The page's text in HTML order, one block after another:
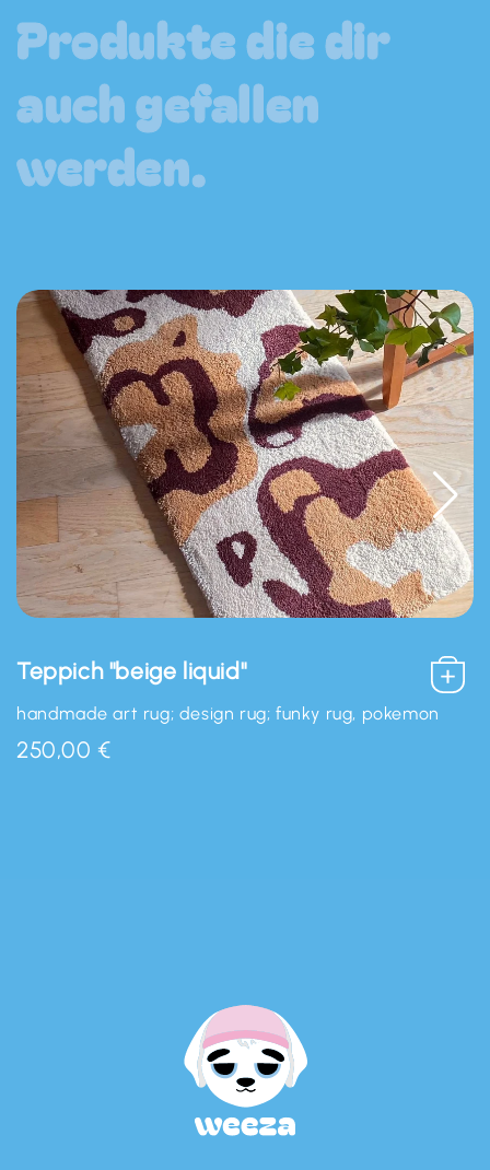
Produkte die dir
auch gefallen
werden.
Teppich "beige liquid"
handmade art rug; design rug; funky rug, pokemon
250,00 €